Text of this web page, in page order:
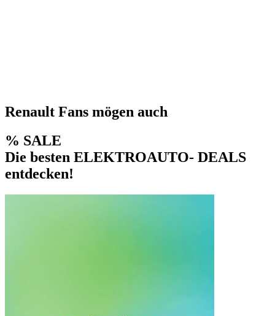
Renault Fans mögen auch
% SALE
Die besten ELEKTROAUTO- DEALS
entdecken!